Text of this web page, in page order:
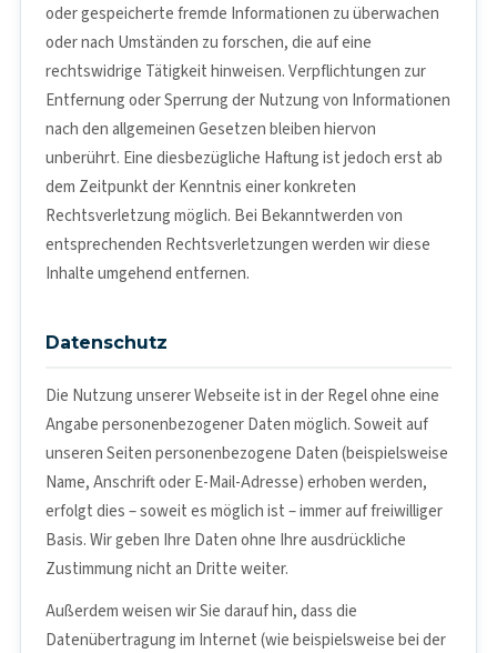
oder gespeicherte fremde Informationen zu überwachen
oder nach Umständen zu forschen, die auf eine
rechtswidrige Tätigkeit hinweisen. Verpflichtungen zur
Entfernung oder Sperrung der Nutzung von Informationen
nach den allgemeinen Gesetzen bleiben hiervon
unberührt. Eine diesbezügliche Haftung ist jedoch erst ab
dem Zeitpunkt der Kenntnis einer konkreten
Rechtsverletzung möglich. Bei Bekanntwerden von
entsprechenden Rechtsverletzungen werden wir diese
Inhalte umgehend entfernen.
Datenschutz
Die Nutzung unserer Webseite ist in der Regel ohne eine
Angabe personenbezogener Daten möglich. Soweit auf
unseren Seiten personenbezogene Daten (beispielsweise
Name, Anschrift oder E-Mail-Adresse) erhoben werden,
erfolgt dies – soweit es möglich ist – immer auf freiwilliger
Basis. Wir geben Ihre Daten ohne Ihre ausdrückliche
Zustimmung nicht an Dritte weiter.
Außerdem weisen wir Sie darauf hin, dass die
Datenübertragung im Internet (wie beispielsweise bei der